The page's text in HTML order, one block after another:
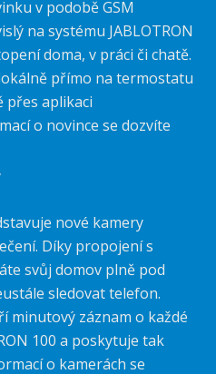
v podobě GSM
na systému JABLOTRON
doma, v práci či chatě.
přímo na termostatu
přes aplikaci
o novince se dozvíte
nové kamery
Díky propojení s
svůj domov plně pod
sledovat telefon.
minutový záznam o každé
100 a poskytuje tak
o kamerách se